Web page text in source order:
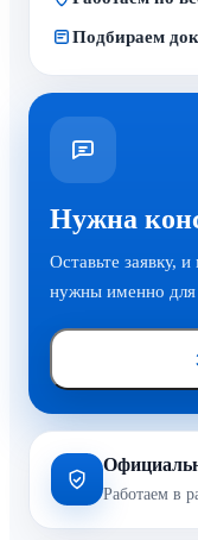
Подбираем
Нужна
Оставьте заявку,
нужны именно
Работаем в